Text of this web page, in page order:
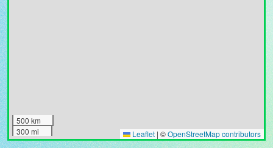
500 km
300 mi
Leaflet | ©OpenStreetMap contributors